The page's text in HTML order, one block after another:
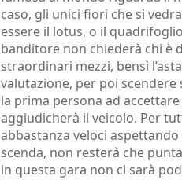
caso, gli unici fiori che si
essere il lotus, o il
banditore non chiederà chi è
straordinari mezzi, bensì
valutazione, per poi
la prima persona ad
aggiudicherà il veicolo. Per
abbastanza veloci
scenda, non resterà che
in questa gara non ci sarà